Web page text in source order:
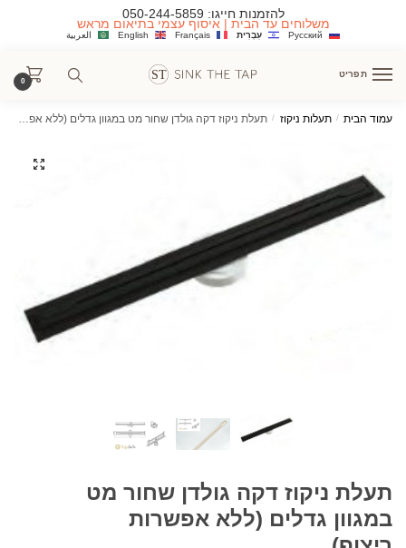
להזמנות חייגו: 050-244-5859
משלוחים עד הבית | איסוף עצמי בתיאום מראש
العربية English Français עִבְרִית Русский
תפריט
0
עמוד הבית / תעלות ניקוז / תעלת ניקוז דקה גולדן שחור מט במגוון גדלים (ללא אפשרות ריצוף)
תעלת ניקוז דקה גולדן שחור מט
במגוון גדלים (ללא אפשרות